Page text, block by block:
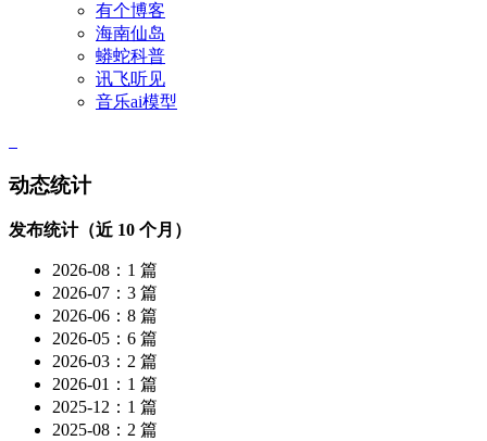
有个博客
海南仙岛
蟒蛇科普
讯飞听见
音乐ai模型
动态统计
发布统计（近 10 个月）
2026-08：1 篇
2026-07：3 篇
2026-06：8 篇
2026-05：6 篇
2026-03：2 篇
2026-01：1 篇
2025-12：1 篇
2025-08：2 篇